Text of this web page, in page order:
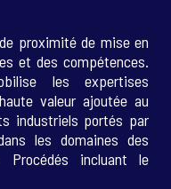
proximité de mise en
et des compétences.
les expertises
valeur ajoutée au
industriels portés par
les domaines des
Procédés incluant le